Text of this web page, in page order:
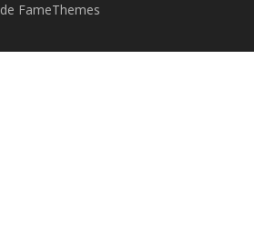
de FameThemes